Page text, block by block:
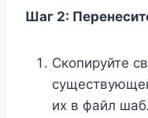
Шаг 2:
Скопируйте
их в файл